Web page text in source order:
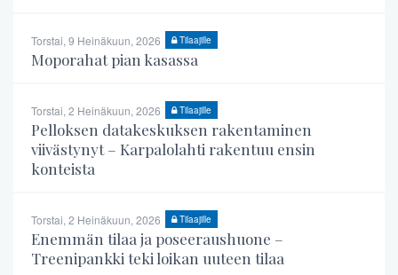
Torstai, 9 Heinäkuun, 2026 Tilaajille
Moporahat pian kasassa
Torstai, 2 Heinäkuun, 2026 Tilaajille
Pelloksen datakeskuksen rakentaminen
viivästynyt – Karpalolahti rakentuu ensin
konteista
Torstai, 2 Heinäkuun, 2026 Tilaajille
Enemmän tilaa ja poseeraushuone –
Treenipankki teki loikan uuteen tilaa